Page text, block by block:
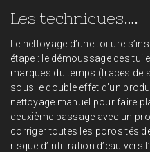
Les techniques….
Le nettoyage d’une toiture
étape : le démoussage des
marques du temps (traces de
sous le double effet d’un
nettoyage manuel pour faire
deuxième passage avec un
corriger toutes les porosités
risque d’infiltration d’eau vers